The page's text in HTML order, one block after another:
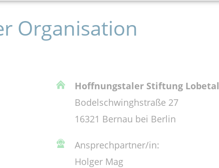
Organisation
Hoffnungstaler Stiftung Lobetal
Bodelschwinghstraße 27
16321 Bernau bei Berlin
Ansprechpartner/in:
Holger Mag